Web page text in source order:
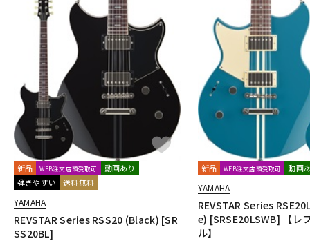
新品 WEB注文店頭受取可
動画あり
弾きやすい
送料無料
YAMAHA
REVSTAR Series RSS20 (Black) [SR
SS20BL]
新品 WEB注文店頭受取可 動画
YAMAHA
REVSTAR Series
e) [SRSE20LSWB] 【レ
ル】